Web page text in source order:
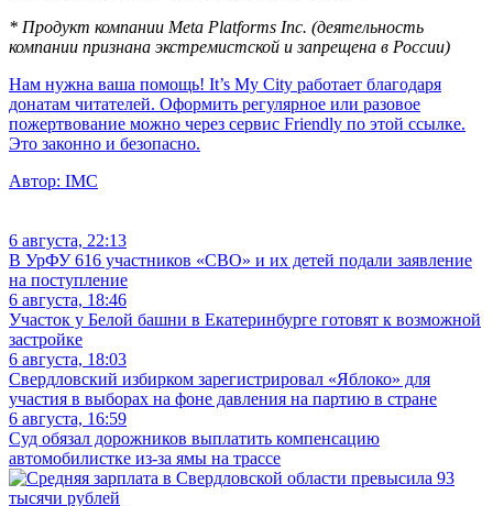
* Продукт компании Meta Platforms Inc. (деятельность
компании признана экстремистской и запрещена в России)
Нам нужна ваша помощь! It’s My City работает благодаря
донатам читателей. Оформить регулярное или разовое
пожертвование можно через сервис Friendly по этой ссылке.
Это законно и безопасно.
Автор: IMC
6 августа, 22:13
В УрФУ 616 участников «СВО» и их детей подали заявление
на поступление
6 августа, 18:46
Участок у Белой башни в Екатеринбурге готовят к возможной
застройке
6 августа, 18:03
Свердловский избирком зарегистрировал «Яблоко» для
участия в выборах на фоне давления на партию в стране
6 августа, 16:59
Суд обязал дорожников выплатить компенсацию
автомобилистке из-за ямы на трассе